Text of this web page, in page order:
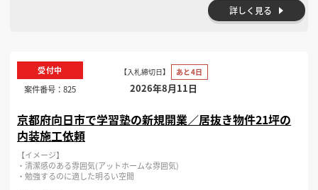
詳しく見る
受付中
案件番号：825
【入札締切日】 あと4日
2026年8月11日
京都府向日市で学習塾の新規開業／居抜き物件21坪の
内装施工依頼
【イメージ】
・清潔感のある雰囲気(アットホームな雰囲気)
・勉強するのに適した明るい空間